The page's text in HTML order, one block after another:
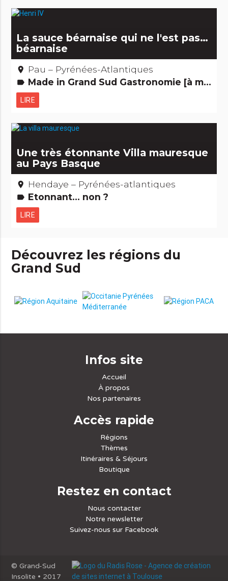
La sauce béarnaise qui ne l'est pas…
béarnaise
place Pau – Pyrénées-Atlantiques
label Made in Grand Sud Gastronomie [à manger] Gens d'ici
LIRE
Une très étonnante Villa mauresque
au Pays Basque
place Hendaye – Pyrénées-atlantiques
label Etonnant... non ?
LIRE
Découvrez les régions du
Grand Sud
Infos site
Accueil
À propos
Nos partenaires
Accès rapide
Régions
Thèmes
Itinéraires & Séjours
Boutique
Restez en contact
Nous contacter
Notre newsletter
Suivez-nous sur Facebook
© Grand-Sud
Insolite • 2017